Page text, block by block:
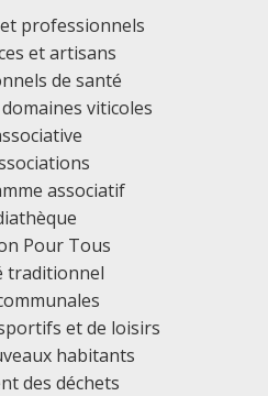
professionnels
et artisans
de santé
viticoles
associatif
Pour Tous
traditionnel
et de loisirs
habitants
des déchets